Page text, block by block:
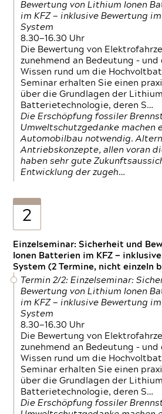
Bewertung von Lithium Ionen
im KFZ — inklusive Bewertung im
System
8.30—16.30 Uhr
Die Bewertung von
zunehmend an Bedeutung –
Wissen rund um die
Seminar erhalten Sie einen
über die Grundlagen der
Batterietechnologie, deren S…
Die Erschöpfung fossiler
Umweltschutzgedanke machen
Automobilbau notwendig.
Antriebskonzepte, allen voran
haben sehr gute
Entwicklung der zugeh…
2
Einzelseminar: Sicherheit und
Ionen Batterien im KFZ —
System (2 Termine, nicht einzeln
Termin 2/2: Einzelseminar:
Bewertung von Lithium Ionen
im KFZ — inklusive Bewertung im
System
8.30—16.30 Uhr
Die Bewertung von
zunehmend an Bedeutung –
Wissen rund um die
Seminar erhalten Sie einen
über die Grundlagen der
Batterietechnologie, deren S…
Die Erschöpfung fossiler